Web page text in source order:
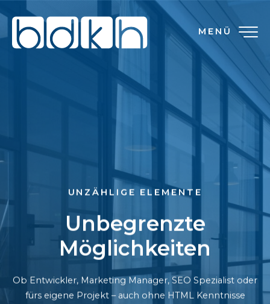
MENÜ
UNZÄHLIGE ELEMENTE
Unbegrenzte
Möglichkeiten
Ob Entwickler, Marketing Manager, SEO Spezialist oder
fürs eigene Projekt – auch ohne HTML Kenntnisse